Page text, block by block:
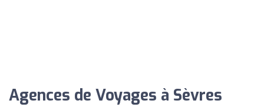
Agences de Voyages à Sèvres